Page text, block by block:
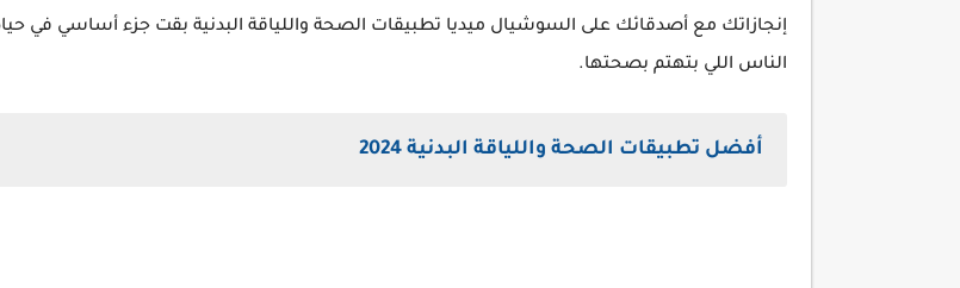
إنجازاتك مع أصدقائك على السوشيال ميديا تطبيقات الصحة واللياقة البدنية بقت جزء أساسي في
الناس اللي بتهتم بصحتها.
أفضل تطبيقات الصحة واللياقة البدنية 2024